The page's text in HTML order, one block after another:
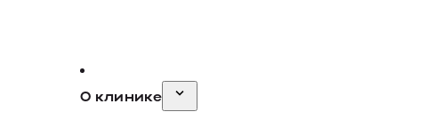
О клинике